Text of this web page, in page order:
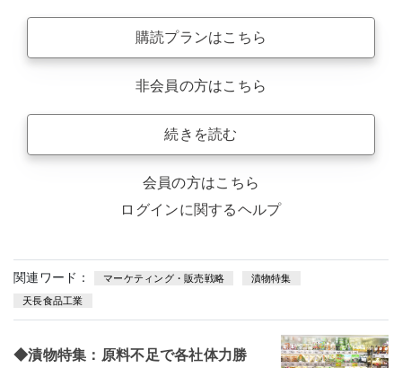
購読プランはこちら
非会員の方はこちら
続きを読む
会員の方はこちら
ログインに関するヘルプ
関連ワード： マーケティング・販売戦略 漬物特集
天長食品工業
◆漬物特集：原料不足で各社体力勝